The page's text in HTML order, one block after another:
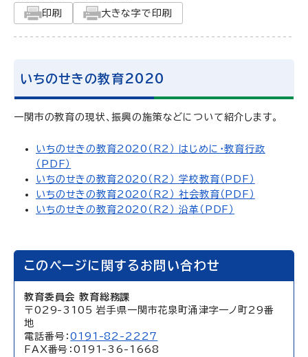
印刷
大きな字で印刷
いちのせきの教育2020
一関市の教育の現状、振興の施策などについて紹介します。
いちのせきの教育2020（R2） はじめに・教育行政
（PDF）
いちのせきの教育2020（R2） 学校教育（PDF）
いちのせきの教育2020（R2） 社会教育（PDF）
いちのせきの教育2020（R2） 沿革（PDF）
このページに関するお問い合わせ
教育委員会 教育総務課
〒029-3105 岩手県一関市花泉町涌津字一ノ町29番
地
電話番号：0191-82-2227
FAX番号：0191-36-1668